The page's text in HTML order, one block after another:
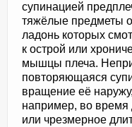
супинацией
тяжёлые предметы
ладонь которых
к острой или
мышцы плеча.
повторяющаяся
вращение её
например, во время
или чрезмерное